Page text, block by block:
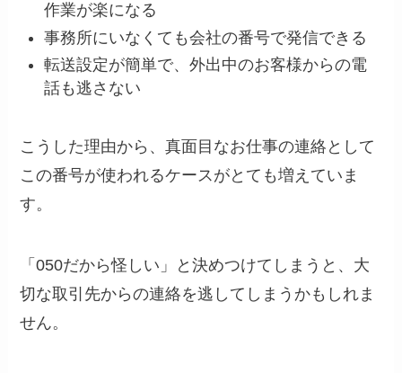
作業が楽になる
事務所にいなくても会社の番号で発信できる
転送設定が簡単で、外出中のお客様からの電
話も逃さない
こうした理由から、真面目なお仕事の連絡として
この番号が使われるケースがとても増えていま
す。
「050だから怪しい」と決めつけてしまうと、大
切な取引先からの連絡を逃してしまうかもしれま
せん。